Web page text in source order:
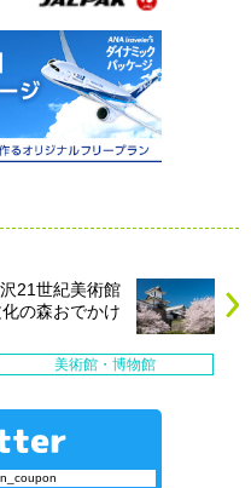
21世紀美術館
の森おでかけ
美術館・博物館